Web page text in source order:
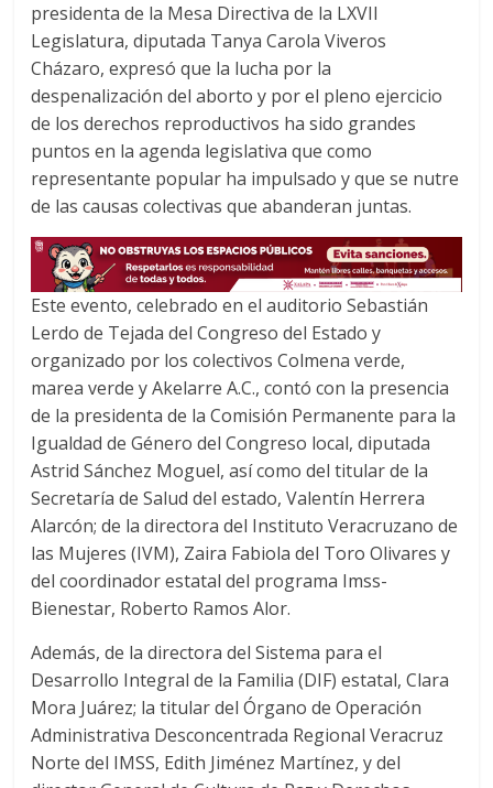
presidenta de la Mesa Directiva de la LXVII
Legislatura, diputada Tanya Carola Viveros
Cházaro, expresó que la lucha por la
despenalización del aborto y por el pleno ejercicio
de los derechos reproductivos ha sido grandes
puntos en la agenda legislativa que como
representante popular ha impulsado y que se nutre
de las causas colectivas que abanderan juntas.
Este evento, celebrado en el auditorio Sebastián
Lerdo de Tejada del Congreso del Estado y
organizado por los colectivos Colmena verde,
marea verde y Akelarre A.C., contó con la presencia
de la presidenta de la Comisión Permanente para la
Igualdad de Género del Congreso local, diputada
Astrid Sánchez Moguel, así como del titular de la
Secretaría de Salud del estado, Valentín Herrera
Alarcón; de la directora del Instituto Veracruzano de
las Mujeres (IVM), Zaira Fabiola del Toro Olivares y
del coordinador estatal del programa Imss-
Bienestar, Roberto Ramos Alor.
Además, de la directora del Sistema para el
Desarrollo Integral de la Familia (DIF) estatal, Clara
Mora Juárez; la titular del Órgano de Operación
Administrativa Desconcentrada Regional Veracruz
Norte del IMSS, Edith Jiménez Martínez, y del